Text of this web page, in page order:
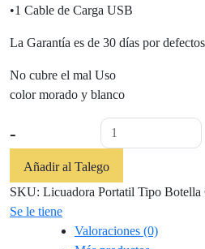
•1 Cable de Carga USB
La Garantía es de 30 días por
No cubre el mal Uso
color morado y blanco
-
Licuadora
Portatil
Botella
Añadir al Talego
SKU: Licuadora Portatil Tipo Botella
Se le tiene
Valoraciones (0)